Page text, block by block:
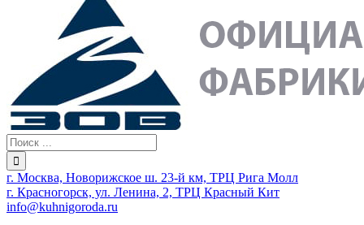
г. Москва, Новорижское ш. 23-й км, ТРЦ Рига Молл
г. Красногорск, ул. Ленина, 2, ТРЦ Красный Кит
info@kuhnigoroda.ru